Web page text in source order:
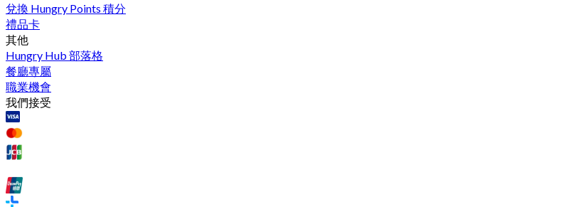
兌換 Hungry Points 積分
禮品卡
其他
Hungry Hub 部落格
餐廳專屬
職業機會
我們接受